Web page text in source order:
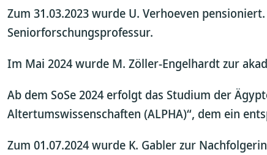
Zum 31.03.2023 wurde U. Verhoeven
Seniorforschungsprofessur.
Im Mai 2024 wurde M. Zöller-Engelhardt zur
Ab dem SoSe 2024 erfolgt das Studium der
Altertumswissenschaften (ALPHA)“, dem ein
Zum 01.07.2024 wurde K. Gabler zur